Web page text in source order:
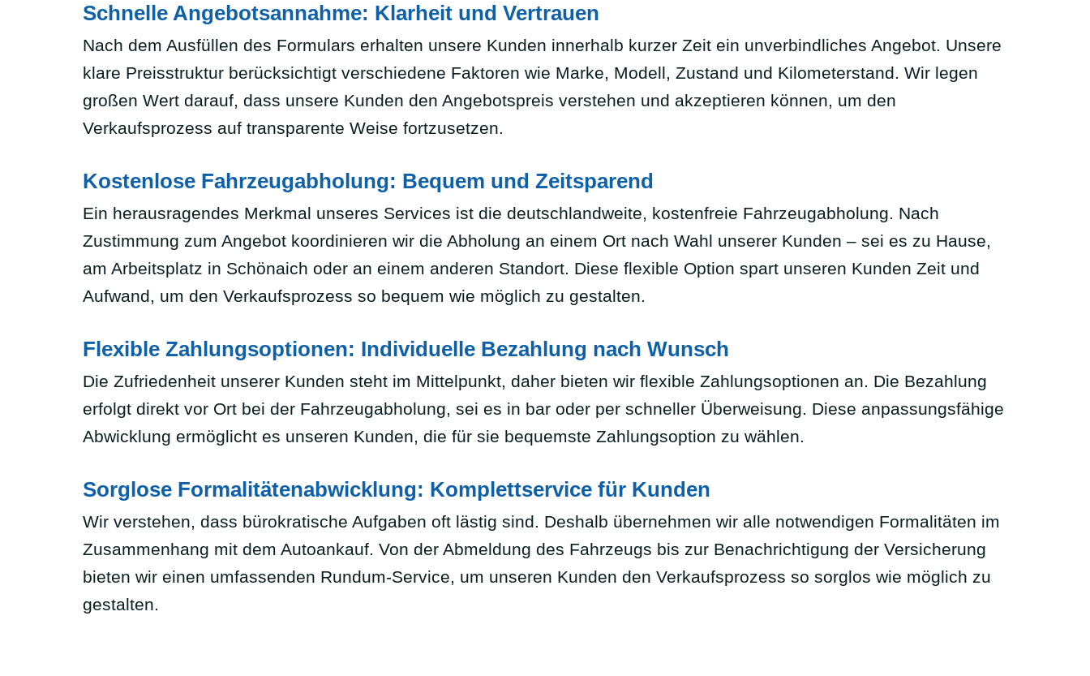
Schnelle Angebotsannahme: Klarheit und Vertrauen
Nach dem Ausfüllen des Formulars erhalten unsere Kunden innerhalb kurzer Zeit ein unverbindliches Angebot. Unsere
klare Preisstruktur berücksichtigt verschiedene Faktoren wie Marke, Modell, Zustand und Kilometerstand. Wir legen
großen Wert darauf, dass unsere Kunden den Angebotspreis verstehen und akzeptieren können, um den
Verkaufsprozess auf transparente Weise fortzusetzen.
Kostenlose Fahrzeugabholung: Bequem und Zeitsparend
Ein herausragendes Merkmal unseres Services ist die deutschlandweite, kostenfreie Fahrzeugabholung. Nach
Zustimmung zum Angebot koordinieren wir die Abholung an einem Ort nach Wahl unserer Kunden – sei es zu Hause,
am Arbeitsplatz in Schönaich oder an einem anderen Standort. Diese flexible Option spart unseren Kunden Zeit und
Aufwand, um den Verkaufsprozess so bequem wie möglich zu gestalten.
Flexible Zahlungsoptionen: Individuelle Bezahlung nach Wunsch
Die Zufriedenheit unserer Kunden steht im Mittelpunkt, daher bieten wir flexible Zahlungsoptionen an. Die Bezahlung
erfolgt direkt vor Ort bei der Fahrzeugabholung, sei es in bar oder per schneller Überweisung. Diese anpassungsfähige
Abwicklung ermöglicht es unseren Kunden, die für sie bequemste Zahlungsoption zu wählen.
Sorglose Formalitätenabwicklung: Komplettservice für Kunden
Wir verstehen, dass bürokratische Aufgaben oft lästig sind. Deshalb übernehmen wir alle notwendigen Formalitäten im
Zusammenhang mit dem Autoankauf. Von der Abmeldung des Fahrzeugs bis zur Benachrichtigung der Versicherung
bieten wir einen umfassenden Rundum-Service, um unseren Kunden den Verkaufsprozess so sorglos wie möglich zu
gestalten.